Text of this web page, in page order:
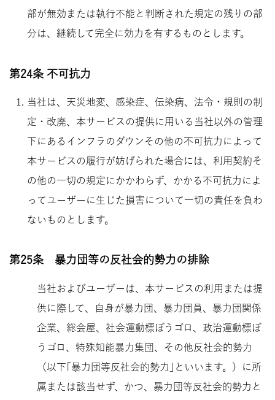
部が無効または執行不能と判断された規定の残りの部
分は、継続して完全に効力を有するものとします。
第24条 不可抗力
当社は、天災地変、感染症、伝染病、法令・規則の制
定・改廃、本サービスの提供に用いる当社以外の管理
下にあるインフラのダウンその他の不可抗力によって
本サービスの履行が妨げられた場合には、利用契約そ
の他の一切の規定にかかわらず、かかる不可抗力によ
ってユーザーに生じた損害について一切の責任を負わ
ないものとします。
第25条 暴力団等の反社会的勢力の排除
当社およびユーザーは、本サービスの利用または提
供に際して、自身が暴力団、暴力団員、暴力団関係
企業、総会屋、社会運動標ぼうゴロ、政治運動標ぼ
うゴロ、特殊知能暴力集団、その他反社会的勢力
（以下｢暴力団等反社会的勢力｣といいます。）に所
属または該当せず、かつ、暴力団等反社会的勢力と